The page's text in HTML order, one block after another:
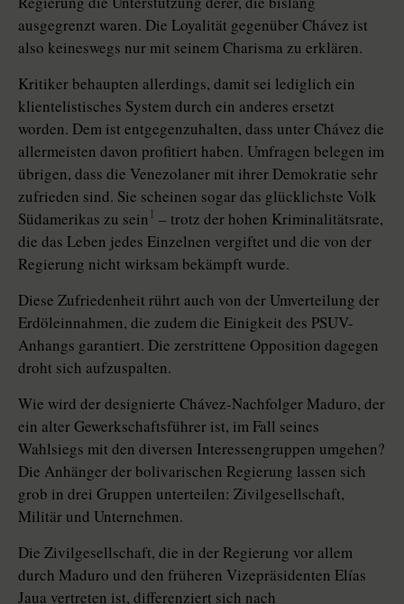
ausgegrenzt waren. Die Loyalität gegenüber Chávez ist
also keineswegs nur mit seinem Charisma zu erklären.
Kritiker behaupten allerdings, damit sei lediglich ein
klientelistisches System durch ein anderes ersetzt
worden. Dem ist entgegenzuhalten, dass unter Chávez die
allermeisten davon profitiert haben. Umfragen belegen im
übrigen, dass die Venezolaner mit ihrer Demokratie sehr
zufrieden sind. Sie scheinen sogar das glücklichste Volk
Südamerikas zu sein 1 – trotz der hohen Kriminalitätsrate,
die das Leben jedes Einzelnen vergiftet und die von der
Regierung nicht wirksam bekämpft wurde.
Diese Zufriedenheit rührt auch von der Umverteilung der
Erdöleinnahmen, die zudem die Einigkeit des PSUV-
Anhangs garantiert. Die zerstrittene Opposition dagegen
droht sich aufzuspalten.
Wie wird der designierte Chávez-Nachfolger Maduro, der
ein alter Gewerkschaftsführer ist, im Fall seines
Wahlsiegs mit den diversen Interessengruppen umgehen?
Die Anhänger der bolivarischen Regierung lassen sich
grob in drei Gruppen unterteilen: Zivilgesellschaft,
Militär und Unternehmen.
Die Zivilgesellschaft, die in der Regierung vor allem
durch Maduro und den früheren Vizepräsidenten Elías
Jaua vertreten ist, differenziert sich nach